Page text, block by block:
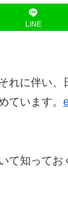
LINE
れに伴い
ています。
知ってお